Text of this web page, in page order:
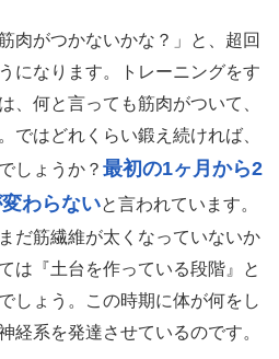
肉がつかないかな？」と、超回
になります。トレーニングをす
、何と言っても筋肉がついて、
ではどれくらい鍛え続ければ、
しょうか？ 最初の1ヶ月から2
わらないと言われています。
だ筋繊維が太くなっていないか
は『土台を作っている段階』と
しょう。この時期に体が何をし
経系を発達させているのです。